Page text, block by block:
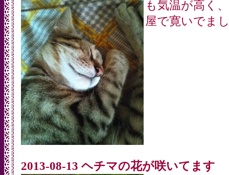
も気温が高く
屋で寛いでま
2013-08-13 ヘチマの花が咲いてます